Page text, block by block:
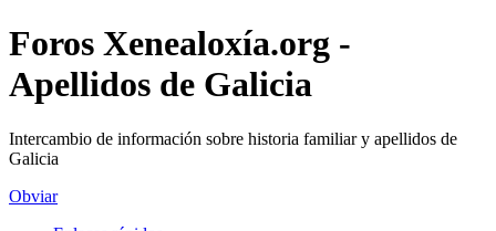
Foros Xenealoxía.org -
Apellidos de Galicia
Intercambio de información sobre historia familiar y apellidos de
Galicia
Obviar